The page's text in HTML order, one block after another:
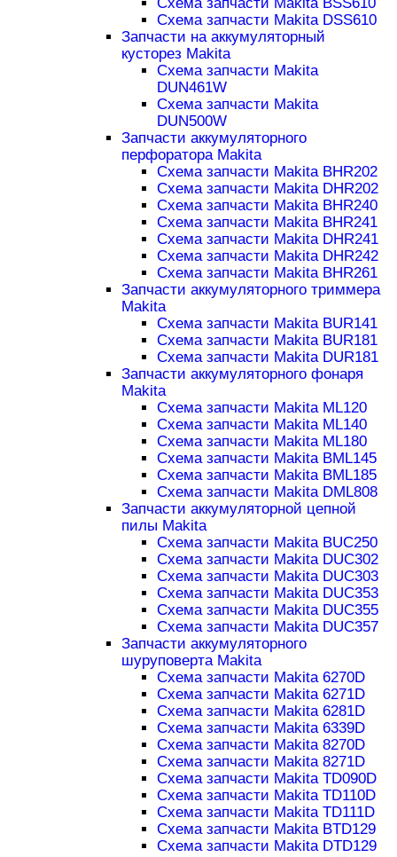
Схема запчасти Makita BSS610
Схема запчасти Makita DSS610
Запчасти на аккумуляторный
кусторез Makita
Схема запчасти Makita
DUN461W
Схема запчасти Makita
DUN500W
Запчасти аккумуляторного
перфоратора Makita
Схема запчасти Makita BHR202
Схема запчасти Makita DHR202
Схема запчасти Makita BHR240
Схема запчасти Makita BHR241
Схема запчасти Makita DHR241
Схема запчасти Makita DHR242
Схема запчасти Makita BHR261
Запчасти аккумуляторного триммера
Makita
Схема запчасти Makita BUR141
Схема запчасти Makita BUR181
Схема запчасти Makita DUR181
Запчасти аккумуляторного фонаря
Makita
Схема запчасти Makita ML120
Схема запчасти Makita ML140
Схема запчасти Makita ML180
Схема запчасти Makita BML145
Схема запчасти Makita BML185
Схема запчасти Makita DML808
Запчасти аккумуляторной цепной
пилы Makita
Схема запчасти Makita BUC250
Схема запчасти Makita DUC302
Схема запчасти Makita DUC303
Схема запчасти Makita DUC353
Схема запчасти Makita DUC355
Схема запчасти Makita DUC357
Запчасти аккумуляторного
шуруповерта Makita
Схема запчасти Makita 6270D
Схема запчасти Makita 6271D
Схема запчасти Makita 6281D
Схема запчасти Makita 6339D
Схема запчасти Makita 8270D
Схема запчасти Makita 8271D
Схема запчасти Makita TD090D
Схема запчасти Makita TD110D
Схема запчасти Makita TD111D
Схема запчасти Makita BTD129
Схема запчасти Makita DTD129